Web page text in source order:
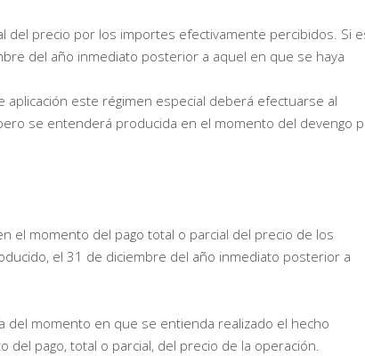
del precio por los importes efectivamente percibidos. Si
del año inmediato posterior a aquel en que se haya
este régimen especial deberá efectuarse al
se entenderá producida en el momento del devengo
el momento del pago total o parcial del precio de los
el 31 de diciembre del año inmediato posterior a
del momento en que se entienda realizado el hecho
pago, total o parcial, del precio de la operación.